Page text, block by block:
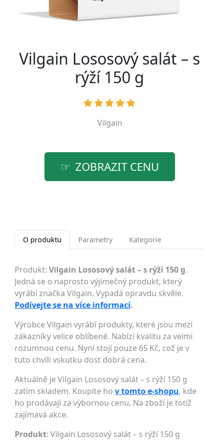
Vilgain Lososový salát – s
rýží 150 g
Vilgain
ZOBRAZIT CENU
O produktu Parametry Kategorie
Produkt: Vilgain Lososový salát – s rýží 150 g.
Jedná se o naprosto výjimečný produkt, který
vyrábí značka Vilgain. Vypadá opravdu skvěle.
Podívejte se na více informací.
Výrobce Vilgain vyrábí produkty, které jsou mezi
zákazníky velice oblíbené. Nabízí kvalitu za velmi
rozumnou cenu. Nyní stojí pouze 65 Kč, což je v
tuto chvíli vskutku dost dobrá cena.
Aktuálně je Vilgain Lososový salát – s rýží 150 g
zatím skladem. Koupíte ho v tomto e-shopu, kde
ho prodávají za výbornou cenu. Na zboží je totiž
zajímavá akce.
Produkt: Vilgain Lososový salát – s rýží 150 g